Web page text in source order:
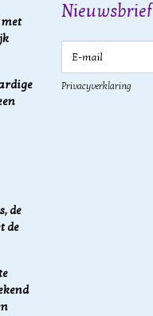
de
de
Nieuwsbrief
E-mail
Privacyverklaring